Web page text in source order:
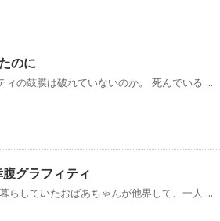
のに
の鼓膜は破れていないのか。 死んでいる ...
グラフィティ
らしていたおばあちゃんが他界して、一人 ...